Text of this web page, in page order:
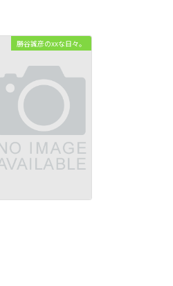
勝谷誠彦のxxな日々。